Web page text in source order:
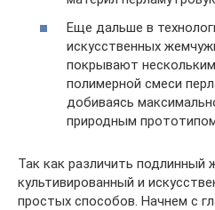
Еще дальше в
искусственных
покрывают
полимерной смеси
добиваясь
природным
Так как различить подлинный
культивированный и
простых способов. Начнем с